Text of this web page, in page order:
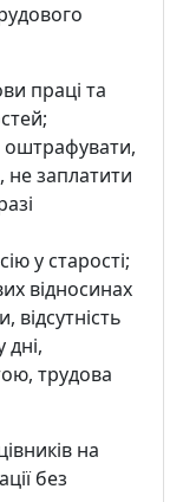
праці та
оштрафувати,
не заплатити
у старості;
відносинах
відсутність
трудова
на
без